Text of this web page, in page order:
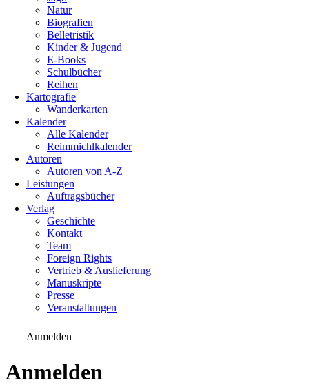
Natur
Biografien
Belletristik
Kinder & Jugend
E-Books
Schulbücher
Reihen
Kartografie
Wanderkarten
Kalender
Alle Kalender
Reimmichlkalender
Autoren
Autoren von A-Z
Leistungen
Auftragsbücher
Verlag
Geschichte
Kontakt
Team
Foreign Rights
Vertrieb & Auslieferung
Manuskripte
Presse
Veranstaltungen
Anmelden
Anmelden